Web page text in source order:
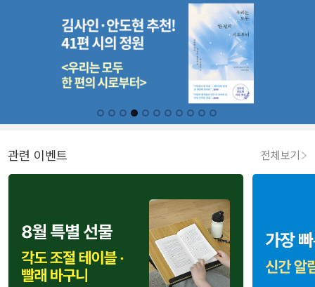
관련 이벤트 전체보기